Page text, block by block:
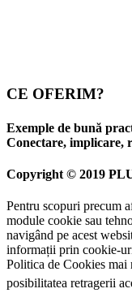
CE OFERIM?
Exemple de bună
Conectare, implicare,
Copyright © 2019
Pentru scopuri precum
module cookie sau
navigând pe acest
informații prin cookie-
Politica de Cookies mai
posibilitatea retragerii